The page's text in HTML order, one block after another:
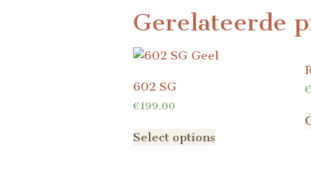
Gerelateerde
602 SG
€199.00
Select options
€